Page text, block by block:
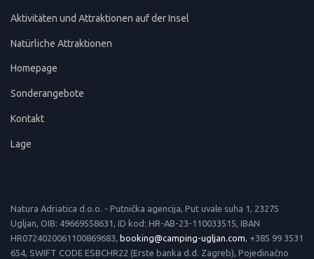
Aktivitäten und Attraktionen auf der Insel
Natürliche Attraktionen
Homepage
Sonderangebote
Kontakt
Lage
Natura Adriatica d.o.o. - Putnička agencija, Put uvale suha 1, 23275
Ugljan, OIB: 49669558631, ID kod: HR-AB-23-110033515, IBAN
HR0724020061100869683, booking@camping-ugljan.com, +385 99 3531
654, SWIFT CODE ESBCHR22 (Erste banka d.d. Zagreb), Pojedinačno